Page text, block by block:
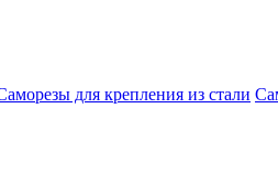
для крепления из стали